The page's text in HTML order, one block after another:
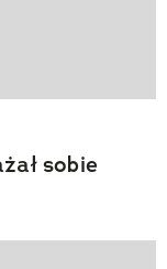
sobie